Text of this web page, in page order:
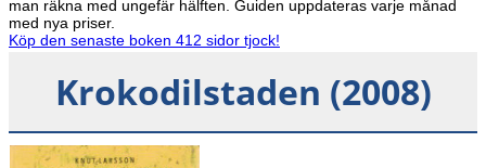
man räkna med ungefär hälften. Guiden uppdateras varje månad
med nya priser.
Köp den senaste boken 412 sidor tjock!
Krokodilstaden (2008)